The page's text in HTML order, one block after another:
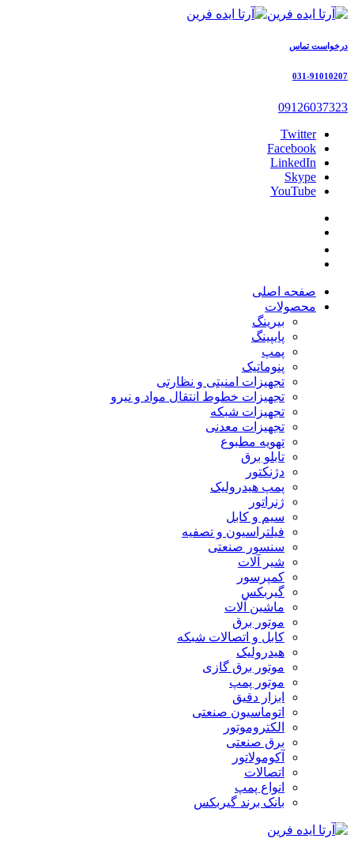
درخواست تماس
031-91010207
09126037323
Twitter
Facebook
LinkedIn
Skype
YouTube
صفحه اصلی
محصولات
بیرینگ
پایپینگ
پمپ
پنوماتیک
تجهیزات امنیتی و نظارتی
تجهیزات خطوط انتقال مواد و نیرو
تجهیزات شبکه
تجهیزات معدنی
تهویه مطبوع
تابلو برق
دژنکتور
پمپ هیدرولیک
ژنراتور
سیم و کابل
فیلتراسیون و تصفیه
سنسور صنعتی
شیر آلات
کمپرسور
گیربکس
ماشین آلات
موتور برق
کابل و اتصالات شبکه
هیدرولیک
موتور برق گازی
موتور پمپ
ابزار دقیق
اتوماسیون صنعتی
الکتروموتور
برق صنعتی
آکومولاتور
اتصالات
انواع پمپ
بانک برند گیربکس